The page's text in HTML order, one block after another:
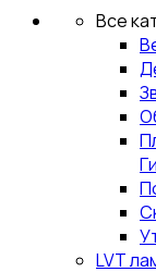
Все
LVT